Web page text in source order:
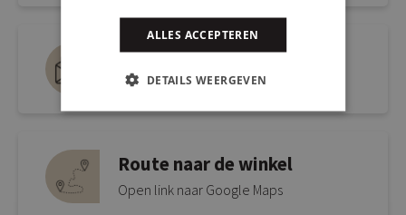
Mail ons via
info@kickcollection.nl
Route naar de winkel
Open link naar Google Maps
ALLES ACCEPTEREN
DETAILS WEERGEVEN